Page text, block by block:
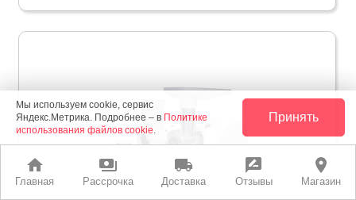
home
Главная
payments
Рассрочка
local_shipping
Доставка
rate_review
Отзывы
place
Магазин
Мы используем cookie, сервис
Яндекс.Метрика. Подробнее – в Политике
использования файлов cookie.
Принять